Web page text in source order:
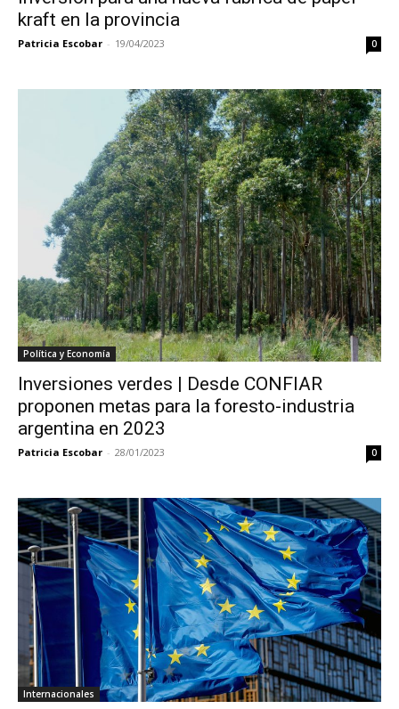
kraft en la provincia
Patricia Escobar - 19/04/2023 0
Política y Economía
Inversiones verdes | Desde CONFIAR
proponen metas para la foresto-industria
argentina en 2023
Patricia Escobar - 28/01/2023 0
Internacionales